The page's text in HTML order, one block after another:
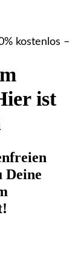
kostenlos –
ist
Deine